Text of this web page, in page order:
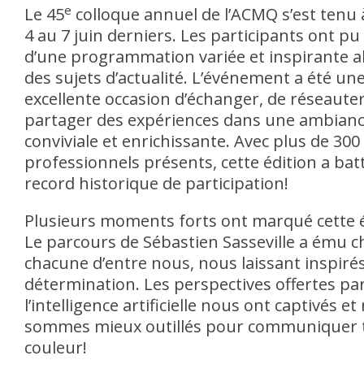
Le 45e colloque annuel de l’ACMQ s’est tenu
4 au 7 juin derniers. Les participants ont
d’une programmation variée et inspirante
des sujets d’actualité. L’événement a été
excellente occasion d’échanger, de
partager des expériences dans une
conviviale et enrichissante. Avec plus de 300
professionnels présents, cette édition a
record historique de participation!
Plusieurs moments forts ont marqué cette
Le parcours de Sébastien Sasseville a ému
chacune d’entre nous, nous laissant
détermination. Les perspectives offertes
l’intelligence artificielle nous ont captivés et
sommes mieux outillés pour
couleur!